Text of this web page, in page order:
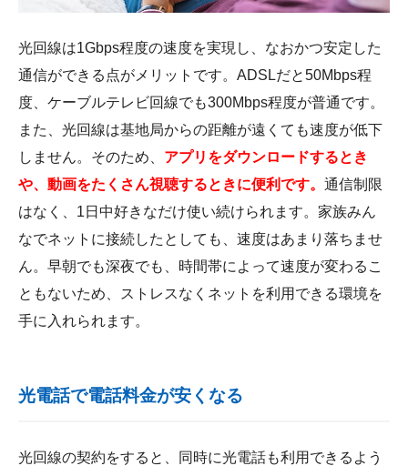
光回線は1Gbps程度の速度を実現し、なおかつ安定した
通信ができる点がメリットです。ADSLだと50Mbps程
度、ケーブルテレビ回線でも300Mbps程度が普通です。
また、光回線は基地局からの距離が遠くても速度が低下
しません。そのため、 アプリをダウンロードするとき
や、動画をたくさん視聴するときに便利です。 通信制限
はなく、1日中好きなだけ使い続けられます。家族みん
なでネットに接続したとしても、速度はあまり落ちませ
ん。早朝でも深夜でも、時間帯によって速度が変わるこ
ともないため、ストレスなくネットを利用できる環境を
手に入れられます。
光電話で電話料金が安くなる
光回線の契約をすると、同時に光電話も利用できるよう